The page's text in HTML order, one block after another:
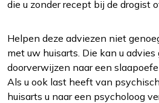
die u zonder recept bij de drogist
Helpen deze adviezen niet
met uw huisarts. Die kan u advies
doorverwijzen naar een
Als u ook last heeft van
huisarts u naar een psycholoog